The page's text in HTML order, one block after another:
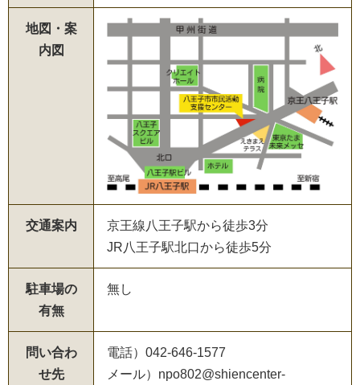
地図・案
内図
交通案内
京王線八王子駅から徒歩3分
JR八王子駅北口から徒歩5分
駐車場の
有無
無し
問い合わ
せ先
電話）042-646-1577
メール）npo802@shiencenter-